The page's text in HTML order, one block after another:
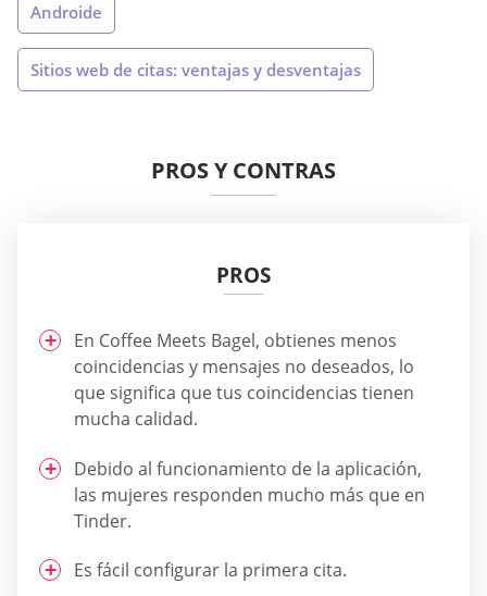
Androide
Sitios web de citas: ventajas y desventajas
PROS Y CONTRAS
PROS
En Coffee Meets Bagel, obtienes menos
coincidencias y mensajes no deseados, lo
que significa que tus coincidencias tienen
mucha calidad.
Debido al funcionamiento de la aplicación,
las mujeres responden mucho más que en
Tinder.
Es fácil configurar la primera cita.